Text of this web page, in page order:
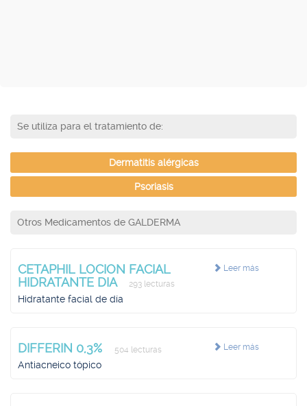
Se utiliza para el tratamiento de:
Dermatitis alérgicas
Psoriasis
Otros Medicamentos de GALDERMA
Leer más
CETAPHIL LOCION FACIAL
HIDRATANTE DIA
293 lecturas
Hidratante facial de día
Leer más
DIFFERIN 0,3% 504 lecturas
Antiacneico tópico